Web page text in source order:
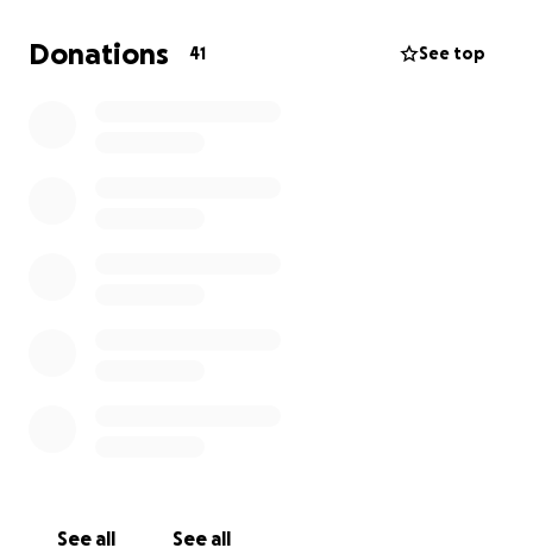
Als je iets materieel zou willen doneren kan je ons
Donations 41 See top
See all See all